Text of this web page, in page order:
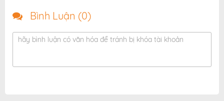
Bình Luận (0)
hãy bình luận có văn hóa để tránh bị khóa tài khoản